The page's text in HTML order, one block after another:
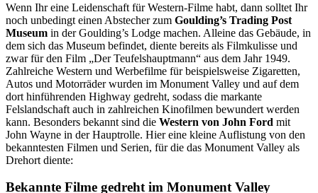
Wenn Ihr eine Leidenschaft für Western-Filme habt, dann solltet Ihr
noch unbedingt einen Abstecher zum Goulding’s Trading Post
Museum in der Goulding’s Lodge machen. Alleine das Gebäude, in
dem sich das Museum befindet, diente bereits als Filmkulisse und
zwar für den Film „Der Teufelshauptmann“ aus dem Jahr 1949.
Zahlreiche Western und Werbefilme für beispielsweise Zigaretten,
Autos und Motorräder wurden im Monument Valley und auf dem
dort hinführenden Highway gedreht, sodass die markante
Felslandschaft auch in zahlreichen Kinofilmen bewundert werden
kann. Besonders bekannt sind die Western von John Ford mit
John Wayne in der Hauptrolle. Hier eine kleine Auflistung von den
bekanntesten Filmen und Serien, für die das Monument Valley als
Drehort diente:
Bekannte Filme gedreht im Monument Valley